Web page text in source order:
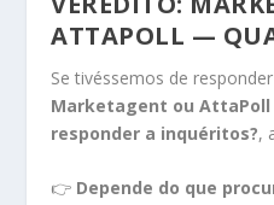
ATTAPOLL —
Se tivéssemos de
Marketagent ou
responder a inquéritos?,
👉 Depende do que